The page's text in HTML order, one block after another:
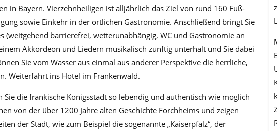
in Bayern. Vierzehnheiligen ist alljährlich das Ziel von rund 160 Fuß-
sowie Einkehr in der örtlichen Gastronomie. Anschließend bringt Sie
(weitgehend barrierefrei, wetterunabhängig, WC und Gastronomie an
Akkordeon und Liedern musikalisch zünftig unterhält und Sie dabei
Sie vom Wasser aus einmal aus anderer Perspektive die herrliche,
Weiterfahrt ins Hotel im Frankenwald.
Sie die fränkische Königsstadt so lebendig und authentisch wie möglich
von der über 1200 Jahre alten Geschichte Forchheims und zeigen
der Stadt, wie zum Beispiel die sogenannte „Kaiserpfalz“, der